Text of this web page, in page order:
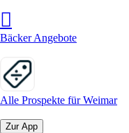
Bäcker Angebote
Alle Prospekte für Weimar
Zur App